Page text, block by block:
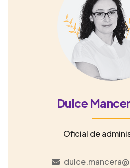
Dulce
Oficial de